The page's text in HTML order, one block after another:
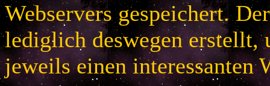
Webservers gespeichert.
lediglich deswegen erstellt,
jeweils einen interessanten